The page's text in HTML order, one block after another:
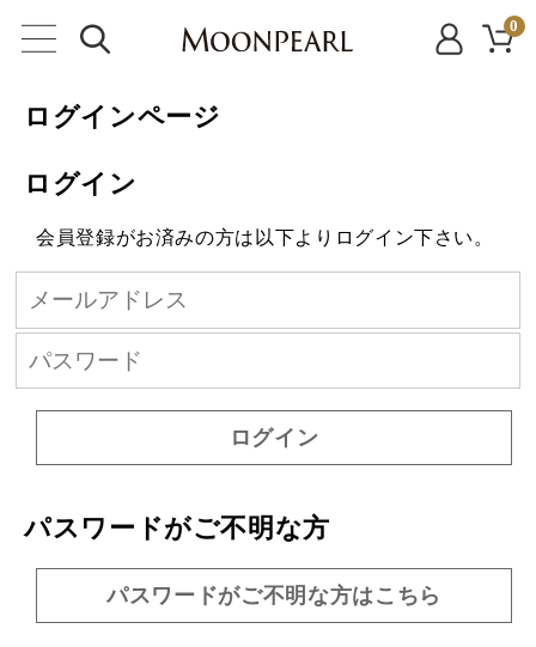
0
ログインページ
ログイン
会員登録がお済みの方は以下よりログイン下さい。
ログイン
パスワードがご不明な方
パスワードがご不明な方はこちら